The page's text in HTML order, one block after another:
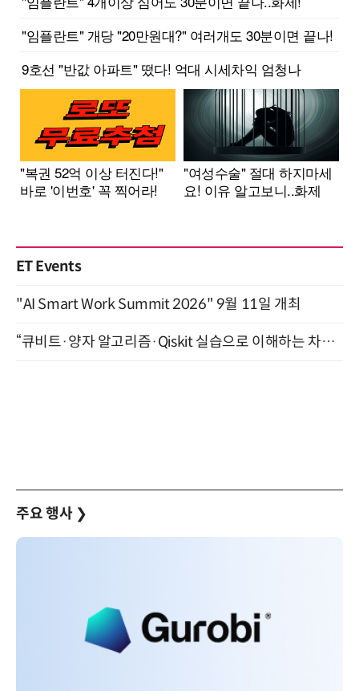
ET Events
"AI Smart Work Summit 2026" 9월 11일 개최
“큐비트·양자 알고리즘·Qiskit 실습으로 이해하는 차세대 컴퓨팅” (8/28)
주요 행사 ❯